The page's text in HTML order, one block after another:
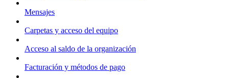
Mensajes
Carpetas y acceso del equipo
Acceso al saldo de la organización
Facturación y métodos de pago